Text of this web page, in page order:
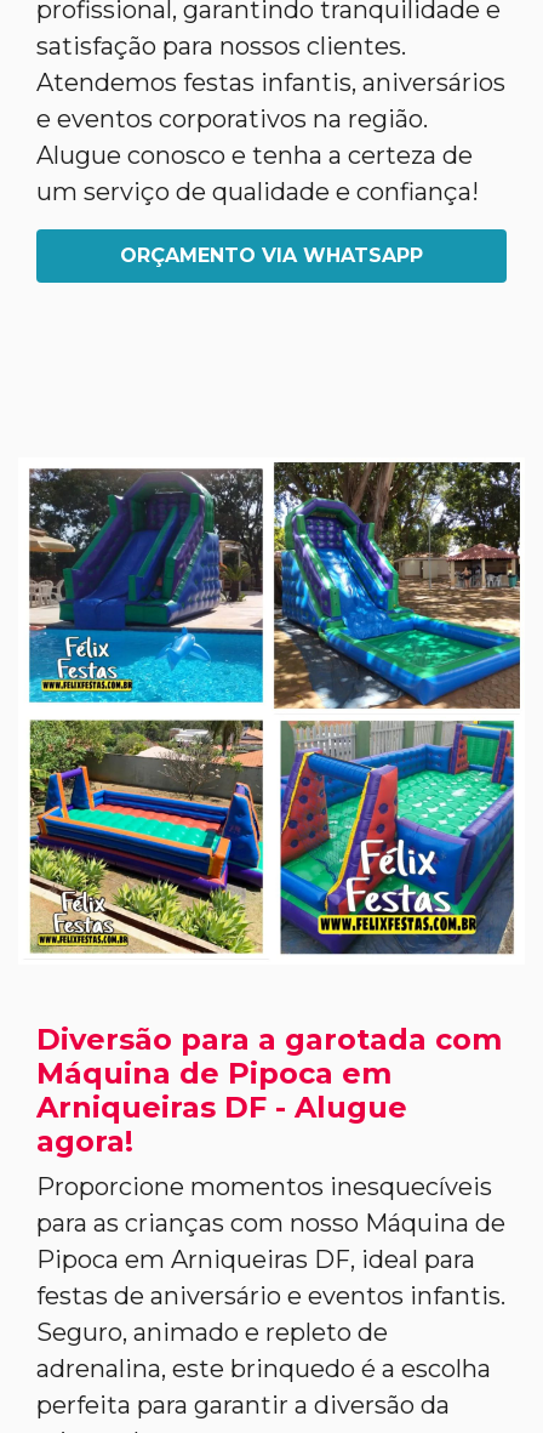
profissional, garantindo tranquilidade e
satisfação para nossos clientes.
Atendemos festas infantis, aniversários
e eventos corporativos na região.
Alugue conosco e tenha a certeza de
um serviço de qualidade e confiança!
ORÇAMENTO VIA WHATSAPP
Diversão para a garotada com
Máquina de Pipoca em
Arniqueiras DF - Alugue
agora!
Proporcione momentos inesquecíveis
para as crianças com nosso Máquina de
Pipoca em Arniqueiras DF, ideal para
festas de aniversário e eventos infantis.
Seguro, animado e repleto de
adrenalina, este brinquedo é a escolha
perfeita para garantir a diversão da